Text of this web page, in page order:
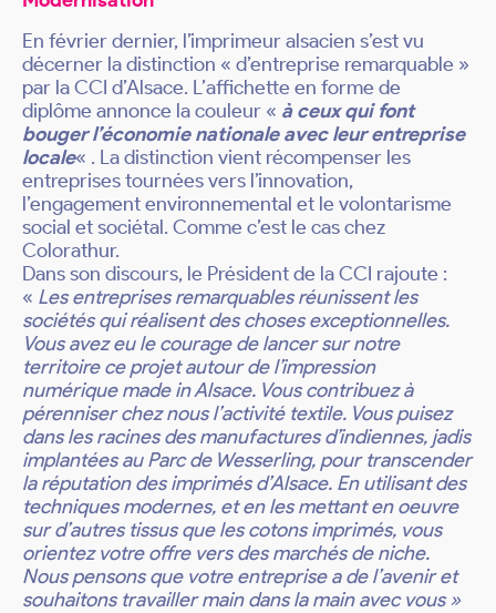
En février dernier, l’imprimeur alsacien s’est vu
décerner la distinction « d’entreprise remarquable »
par la CCI d’Alsace. L’affichette en forme de
diplôme annonce la couleur « à ceux qui font
bouger l’économie nationale avec leur entreprise
locale« . La distinction vient récompenser les
entreprises tournées vers l’innovation,
l’engagement environnemental et le volontarisme
social et sociétal. Comme c’est le cas chez
Colorathur.
Dans son discours, le Président de la CCI rajoute :
« Les entreprises remarquables réunissent les
sociétés qui réalisent des choses exceptionnelles.
Vous avez eu le courage de lancer sur notre
territoire ce projet autour de l’impression
numérique made in Alsace. Vous contribuez à
pérenniser chez nous l’activité textile. Vous puisez
dans les racines des manufactures d’indiennes, jadis
implantées au Parc de Wesserling, pour transcender
la réputation des imprimés d’Alsace. En utilisant des
techniques modernes, et en les mettant en oeuvre
sur d’autres tissus que les cotons imprimés, vous
orientez votre offre vers des marchés de niche.
Nous pensons que votre entreprise a de l’avenir et
souhaitons travailler main dans la main avec vous »